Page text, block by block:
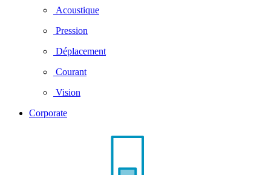
Acoustique
Pression
Déplacement
Courant
Vision
Corporate